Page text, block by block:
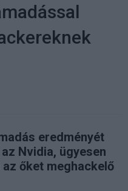
eredményét
Nvidia, ügyesen
őket meghackelő